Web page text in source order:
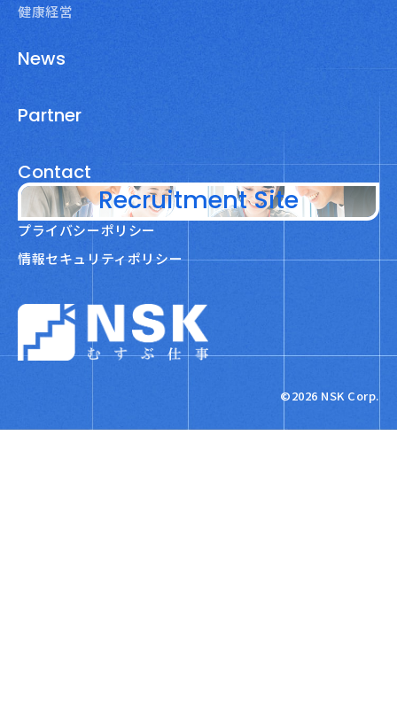
健康経営
News
Partner
Contact
Recruitment Site
プライバシーポリシー
情報セキュリティポリシー
©2026 NSK Corp.